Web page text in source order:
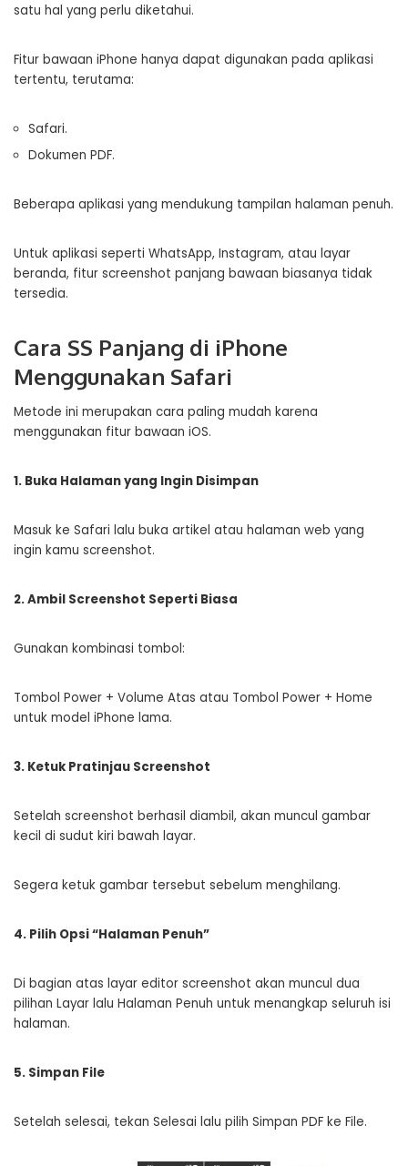
satu hal yang perlu diketahui.
Fitur bawaan iPhone hanya dapat digunakan pada aplikasi
tertentu, terutama:
Safari.
Dokumen PDF.
Beberapa aplikasi yang mendukung tampilan halaman penuh.
Untuk aplikasi seperti WhatsApp, Instagram, atau layar
beranda, fitur screenshot panjang bawaan biasanya tidak
tersedia.
Cara SS Panjang di iPhone
Menggunakan Safari
Metode ini merupakan cara paling mudah karena
menggunakan fitur bawaan iOS.
1. Buka Halaman yang Ingin Disimpan
Masuk ke Safari lalu buka artikel atau halaman web yang
ingin kamu screenshot.
2. Ambil Screenshot Seperti Biasa
Gunakan kombinasi tombol:
Tombol Power + Volume Atas atau Tombol Power + Home
untuk model iPhone lama.
3. Ketuk Pratinjau Screenshot
Setelah screenshot berhasil diambil, akan muncul gambar
kecil di sudut kiri bawah layar.
Segera ketuk gambar tersebut sebelum menghilang.
4. Pilih Opsi “Halaman Penuh”
Di bagian atas layar editor screenshot akan muncul dua
pilihan Layar lalu Halaman Penuh untuk menangkap seluruh isi
halaman.
5. Simpan File
Setelah selesai, tekan Selesai lalu pilih Simpan PDF ke File.